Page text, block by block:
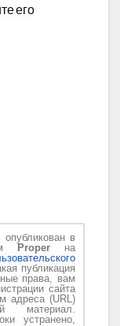
его
в
Proper на
публикация
права, вам
сайта
адреса (URL)
материал.
устранено,